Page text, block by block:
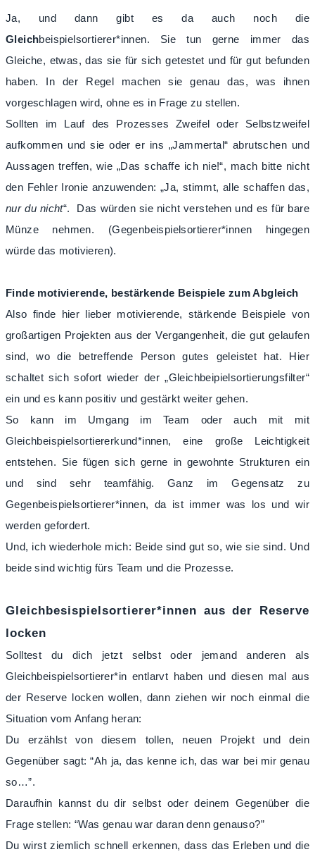
Ja, und dann gibt es da auch noch die
Gleichbeispielsortierer*innen. Sie tun gerne immer das
Gleiche, etwas, das sie für sich getestet und für gut befunden
haben. In der Regel machen sie genau das, was ihnen
vorgeschlagen wird, ohne es in Frage zu stellen.
Sollten im Lauf des Prozesses Zweifel oder Selbstzweifel
aufkommen und sie oder er ins „Jammertal“ abrutschen und
Aussagen treffen, wie „Das schaffe ich nie!“, mach bitte nicht
den Fehler Ironie anzuwenden: „Ja, stimmt, alle schaffen das,
nur du nicht“. Das würden sie nicht verstehen und es für bare
Münze nehmen. (Gegenbeispielsortierer*innen hingegen
würde das motivieren).
Finde motivierende, bestärkende Beispiele zum Abgleich
Also finde hier lieber motivierende, stärkende Beispiele von
großartigen Projekten aus der Vergangenheit, die gut gelaufen
sind, wo die betreffende Person gutes geleistet hat. Hier
schaltet sich sofort wieder der „Gleichbeipielsortierungsfilter“
ein und es kann positiv und gestärkt weiter gehen.
So kann im Umgang im Team oder auch mit mit
Gleichbeispielsortiererkund*innen, eine große Leichtigkeit
entstehen. Sie fügen sich gerne in gewohnte Strukturen ein
und sind sehr teamfähig. Ganz im Gegensatz zu
Gegenbeispielsortierer*innen, da ist immer was los und wir
werden gefordert.
Und, ich wiederhole mich: Beide sind gut so, wie sie sind. Und
beide sind wichtig fürs Team und die Prozesse.
Gleichbesispielsortierer*innen aus der Reserve
locken
Solltest du dich jetzt selbst oder jemand anderen als
Gleichbeispielsortierer*in entlarvt haben und diesen mal aus
der Reserve locken wollen, dann ziehen wir noch einmal die
Situation vom Anfang heran:
Du erzählst von diesem tollen, neuen Projekt und dein
Gegenüber sagt: “Ah ja, das kenne ich, das war bei mir genau
so…”.
Daraufhin kannst du dir selbst oder deinem Gegenüber die
Frage stellen: “Was genau war daran denn genauso?”
Du wirst ziemlich schnell erkennen, dass das Erleben und die